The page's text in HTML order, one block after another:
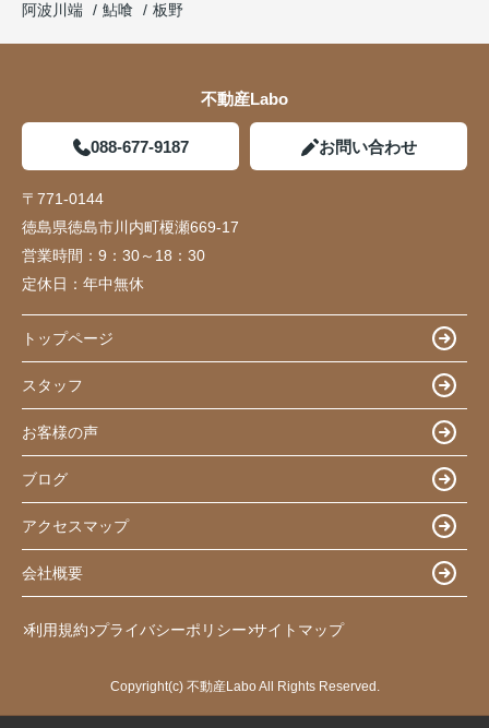
阿波川端
鮎喰 板野
不動産Labo
088-677-9187 お問い合わせ
〒771-0144
徳島県徳島市川内町榎瀬669-17
営業時間： 9：30～18：30
定休日： 年中無休
トップページ
スタッフ
お客様の声
ブログ
アクセスマップ
会社概要
利用規約 プライバシーポリシー サイトマップ
Copyright(c) 不動産Labo All Rights Reserved.